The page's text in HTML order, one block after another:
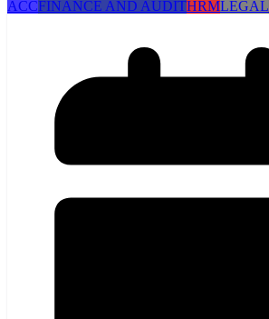
ACCFINANCE AND AUDITHRMLEGAL